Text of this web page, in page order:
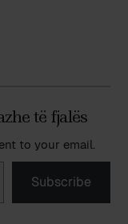
të fjalës
to your email.
Subscribe